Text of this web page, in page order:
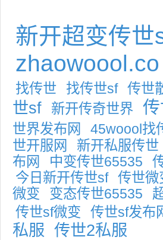
新开超变传世
zhaowoool.co
找传世 找传世sf 传世
世sf 新开传奇世界
世界发布网 45woool找
世开服网
新开私服传世
布网
中变传世65535
今日新开传世sf
传世微
微变
变态传世65535
传世sf微变
传世sf发布
私服 传世2私服